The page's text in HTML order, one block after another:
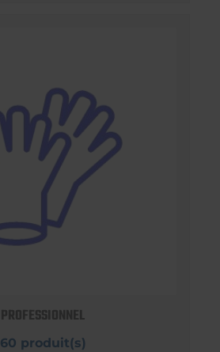
PROFESSIONNEL
60 produit(s)